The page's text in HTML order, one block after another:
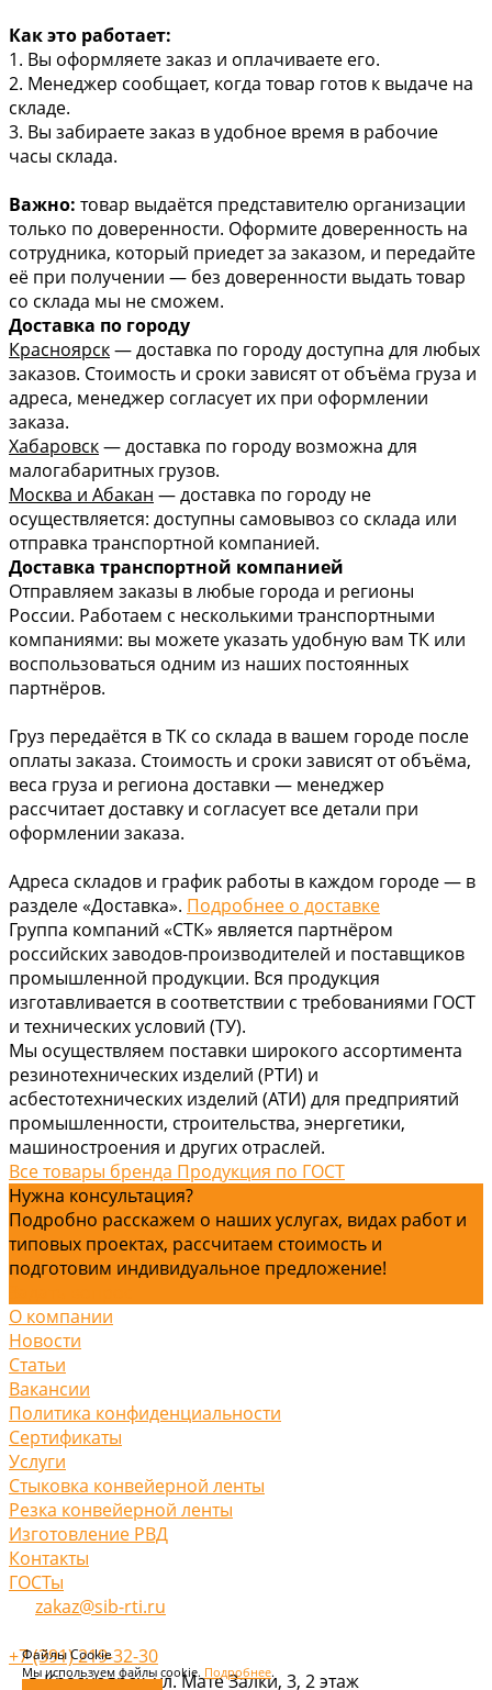
Файлы Cookie
Мы используем файлы cookie. Подробнее.
Как это работает:
1. Вы оформляете заказ и оплачиваете его.
2. Менеджер сообщает, когда товар готов к выдаче на
складе.
3. Вы забираете заказ в удобное время в рабочие
часы склада.
Важно: товар выдаётся представителю организации
только по доверенности. Оформите доверенность на
сотрудника, который приедет за заказом, и передайте
её при получении — без доверенности выдать товар
со склада мы не сможем.
Доставка по городу
Красноярск— доставка по городу доступна для любых
заказов. Стоимость и сроки зависят от объёма груза и
адреса, менеджер согласует их при оформлении
заказа.
Хабаровск— доставка по городу возможна для
малогабаритных грузов.
Москва и Абакан — доставка по городу не
осуществляется: доступны самовывоз со склада или
отправка транспортной компанией.
Доставка транспортной компанией
Отправляем заказы в любые города и регионы
России. Работаем с несколькими транспортными
компаниями: вы можете указать удобную вам ТК или
воспользоваться одним из наших постоянных
партнёров.
Груз передаётся в ТК со склада в вашем городе после
оплаты заказа. Стоимость и сроки зависят от объёма,
веса груза и региона доставки — менеджер
рассчитает доставку и согласует все детали при
оформлении заказа.
Адреса складов и график работы в каждом городе — в
разделе «Доставка». Подробнее о доставке
Группа компаний «СТК» является партнёром
российских заводов-производителей и поставщиков
промышленной продукции. Вся продукция
изготавливается в соответствии с требованиями ГОСТ
и технических условий (ТУ).
Мы осуществляем поставки широкого ассортимента
резинотехнических изделий (РТИ) и
асбестотехнических изделий (АТИ) для предприятий
промышленности, строительства, энергетики,
машиностроения и других отраслей.
Все товары бренда Продукция по ГОСТ
Нужна консультация?
Подробно расскажем о наших услугах, видах работ и
типовых проектах, рассчитаем стоимость и
подготовим индивидуальное предложение!
О компании
Новости
Статьи
Вакансии
Политика конфиденциальности
Сертификаты
Услуги
Стыковка конвейерной ленты
Резка конвейерной ленты
Изготовление РВД
Контакты
ГОСТы
zakaz@sib-rti.ru
+7 (391) 219-32-30
г. Красноярск, ул. Мате Залки, 3, 2 этаж